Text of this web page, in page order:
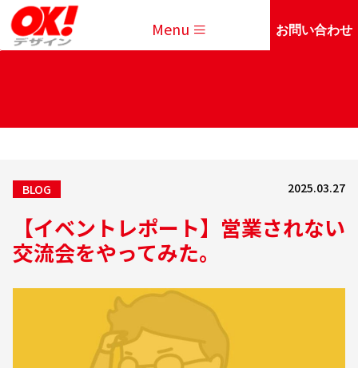
Menu お問い合わせ
BLOG 2025.03.27
【イベントレポート】営業されない
交流会をやってみた。